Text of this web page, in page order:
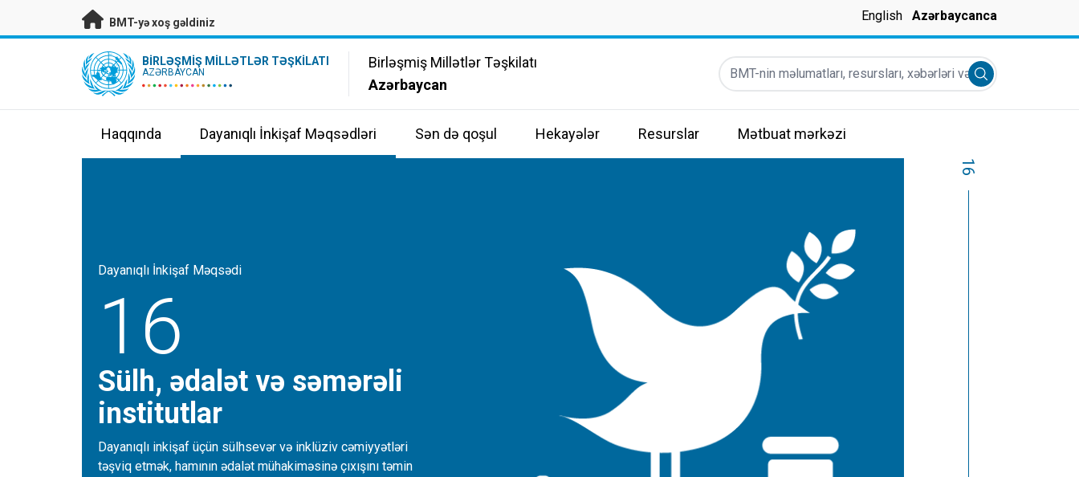
Əsas məzmuna keç
BMT-yə xoş gəldiniz English Azərbaycanca
UN Logo BIRLƏŞMIŞ MILLƏTLƏR TƏŞKILATI
AZƏRBAYCAN
Birləşmiş Millətlər Təşkilatı
Azərbaycan
BMT-nin məlumatları, resursları, xəbərləri və s
Submit search
Haqqında Dayanıqlı İnkişaf Məqsədləri Sən də qoşul Hekayələr Resurslar Mətbuat mərkəzi
Dayanıqlı İnkişaf Məqsədi
16
Sülh, ədalət və səmərəli
institutlar
Dayanıqlı inkişaf üçün sülhsevər və inklüziv cəmiyyətləri
təşviq etmək, hamının ədalət mühakiməsinə çıxışını təmin
16